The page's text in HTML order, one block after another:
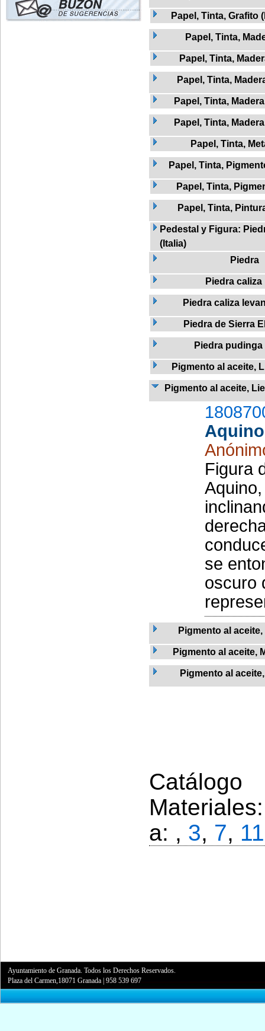
Papel, Tinta, Grafito
Papel, Tinta,
Papel, Tinta,
Papel, Tinta,
Papel, Tinta,
Papel, Tinta,
Papel, Tinta,
Papel, Tinta,
Papel, Tinta,
Papel, Tinta,
Pedestal y Figura:
(Italia)
Piedra
Piedra caliza
Piedra caliza
Piedra de Sierra
Piedra pudinga
Pigmento al aceite,
Pigmento al aceite,
Aquino
Figura
se
oscuro
Pigmento al aceite,
Pigmento al aceite,
Pigmento al
a: , 3, 7, 11
Ayuntamiento de Granada. Todos los Derechos Reservados.
Plaza del Carmen,18071 Granada |958 539 697